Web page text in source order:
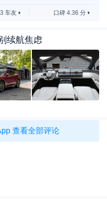
车友 口碑 4.36 分
续航焦虑
查看全部评论